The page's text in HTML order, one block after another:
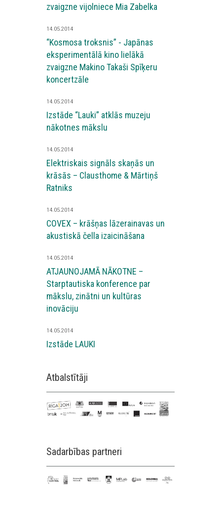
zvaigzne vijolniece Mia Zabelka
14.05.2014
“Kosmosa troksnis” - Japānas
eksperimentālā kino lielākā
zvaigzne Makino Takaši Spīķeru
koncertzāle
14.05.2014
Izstāde “Lauki” atklās muzeju
nākotnes mākslu
14.05.2014
Elektriskais signāls skaņās un
krāsās – Clausthome & Mārtiņš
Ratniks
14.05.2014
COVEX – krāšņas lāzerainavas un
akustiskā čella izaicināšana
14.05.2014
ATJAUNOJAMĀ NĀKOTNE –
Starptautiska konference par
mākslu, zinātni un kultūras
inovāciju
14.05.2014
Izstāde LAUKI
Atbalstītāji
Sadarbības partneri